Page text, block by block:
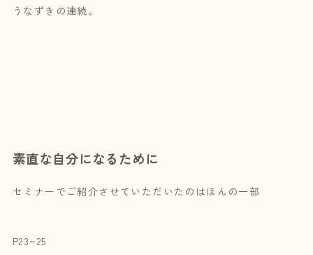
うなずきの連続。
素直な自分になるために
セミナーでご紹介させていただいたのはほんの一部
P23~25